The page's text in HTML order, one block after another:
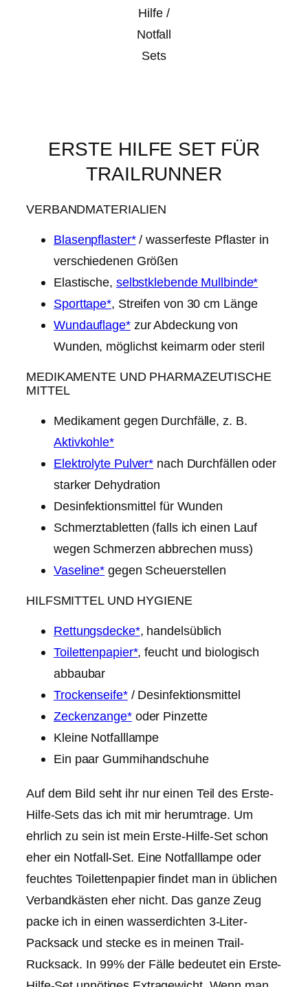
Hilfe /
Notfall
Sets
ERSTE HILFE SET FÜR
TRAILRUNNER
VERBANDMATERIALIEN
Blasenpflaster*/ wasserfeste Pflaster in
verschiedenen Größen
Elastische, selbstklebende Mullbinde*
Sporttape*, Streifen von 30 cm Länge
Wundauflage*zur Abdeckung von
Wunden, möglichst keimarm oder steril
MEDIKAMENTE UND PHARMAZEUTISCHE
MITTEL
Medikament gegen Durchfälle, z. B.
Aktivkohle*
Elektrolyte Pulver* nach Durchfällen oder
starker Dehydration
Desinfektionsmittel für Wunden
Schmerztabletten (falls ich einen Lauf
wegen Schmerzen abbrechen muss)
Vaseline* gegen Scheuerstellen
HILFSMITTEL UND HYGIENE
Rettungsdecke*, handelsüblich
Toilettenpapier*, feucht und biologisch
abbaubar
Trockenseife*/ Desinfektionsmittel
Zeckenzange*oder Pinzette
Kleine Notfalllampe
Ein paar Gummihandschuhe
Auf dem Bild seht ihr nur einen Teil des Erste-
Hilfe-Sets das ich mit mir herumtrage. Um
ehrlich zu sein ist mein Erste-Hilfe-Set schon
eher ein Notfall-Set. Eine Notfalllampe oder
feuchtes Toilettenpapier findet man in üblichen
Verbandkästen eher nicht. Das ganze Zeug
packe ich in einen wasserdichten 3-Liter-
Packsack und stecke es in meinen Trail-
Rucksack. In 99% der Fälle bedeutet ein Erste-